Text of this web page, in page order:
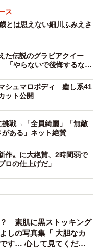
ス
とは思えない細川ふみえさ
た伝説のグラビアクイー
「やらないで後悔するなら
シュマロボディ 癒し系41
ット公開
挑戦→「全員綺麗」「無敵
ある」ネット絶賛
作〟に大絶賛、2時間弱で
ロの仕上げだ」
素肌に黒ストッキング
しの写真集「 大胆なカ
す… 心して見てくださ